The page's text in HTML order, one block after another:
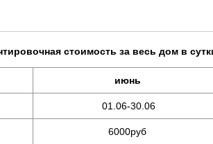
стоимость за весь дом в
июнь
01.06-30.06
6000руб